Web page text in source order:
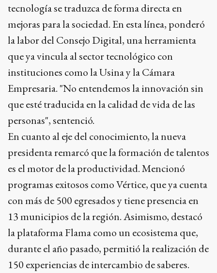
tecnología se traduzca de forma directa en
mejoras para la sociedad. En esta línea, ponderó
la labor del Consejo Digital, una herramienta
que ya vincula al sector tecnológico con
instituciones como la Usina y la Cámara
Empresaria. "No entendemos la innovación sin
que esté traducida en la calidad de vida de las
personas", sentenció.
En cuanto al eje del conocimiento, la nueva
presidenta remarcó que la formación de talentos
es el motor de la productividad. Mencionó
programas exitosos como Vértice, que ya cuenta
con más de 500 egresados y tiene presencia en
13 municipios de la región. Asimismo, destacó
la plataforma Flama como un ecosistema que,
durante el año pasado, permitió la realización de
150 experiencias de intercambio de saberes.